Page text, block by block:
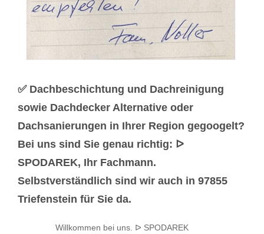
✅ Dachbeschichtung und Dachreinigung
sowie Dachdecker Alternative oder
Dachsanierungen in Ihrer Region gegoogelt?
Bei uns sind Sie genau richtig: ᐅ
SPODAREK, Ihr Fachmann.
Selbstverständlich sind wir auch in 97855
Triefenstein für Sie da.
Willkommen bei uns. ᐅ SPODAREK